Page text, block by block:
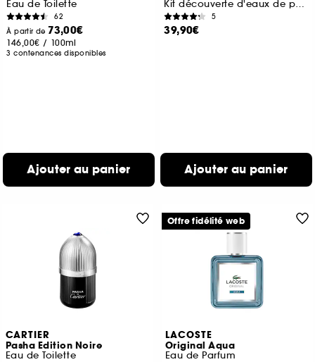
Eau de Toilette
62
À partir de 73,00€
146,00€ / 100ml
3 contenances disponibles
Ajouter au panier
Kit découverte d'eaux de parfum format voyage
5
39,90€
Ajouter au panier
CARTIER
Pasha Edition Noire
Eau de Toilette
LACOSTE
Original Aqua
Eau de Parfum
Offre fidélité web